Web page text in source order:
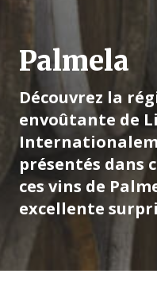
Palmela
Découvrez la
envoûtante de
présentés dans
ces vins de
excellente